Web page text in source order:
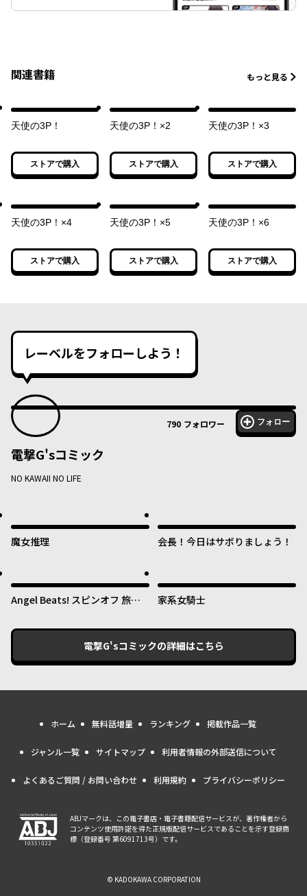
関連書籍 もっと見る
天使の3P！
ストアで購入
天使の3P！×2
ストアで購入
天使の3P！×3
ストアで購入
天使の3P！×4
ストアで購入
天使の3P！×5
ストアで購入
天使の3P！×6
ストアで購入
レーベルをフォローしよう！
790 フォロワー フォロー
電撃G'sコミック
NO KAWAII NO LIFE
魔女推理 会長！今日はサボりましょう！
Angel Beats! スピンオフ 旅す
家系女騎士
電撃G'sコミックの詳細はこちら
ホーム 無料話増量 ランキング 掲載作品一覧
ジャンル一覧 サイトマップ 利用者情報の外部送信について
よくあるご質問 / お問い合わせ 利用規約 プライバシーポリシー
ABJマークは、この電子書店・電子書籍配信サービスが、著作権者から
コンテンツ使用許諾を得た正規版配信サービスであることを示す登録商
標（登録番号 第6091713号）です。
© KADOKAWA CORPORATION